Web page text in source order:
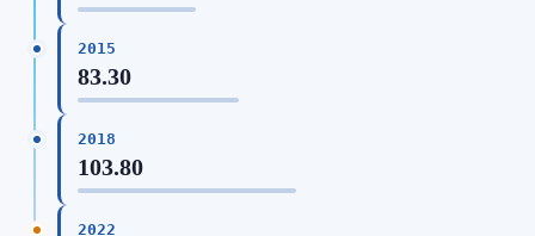
2015
83.30
2018
103.80
2022